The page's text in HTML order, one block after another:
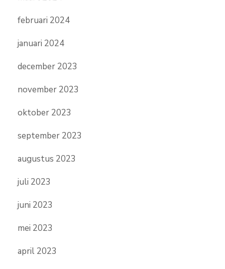
februari 2024
januari 2024
december 2023
november 2023
oktober 2023
september 2023
augustus 2023
juli 2023
juni 2023
mei 2023
april 2023